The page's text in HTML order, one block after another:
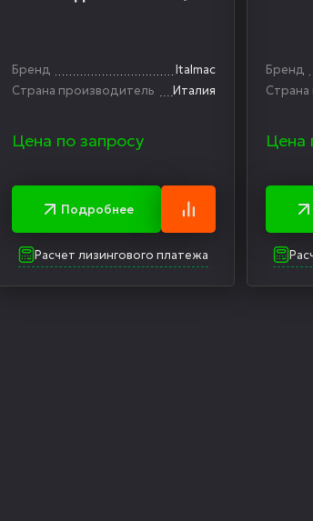
Бренд
Italmac
Страна производитель
Италия
Цена по запросу
Подробнее
Расчет лизингового платежа
Бренд
Цена